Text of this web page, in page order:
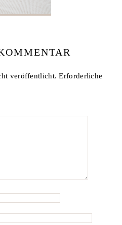
veröffentlicht. Erforderliche